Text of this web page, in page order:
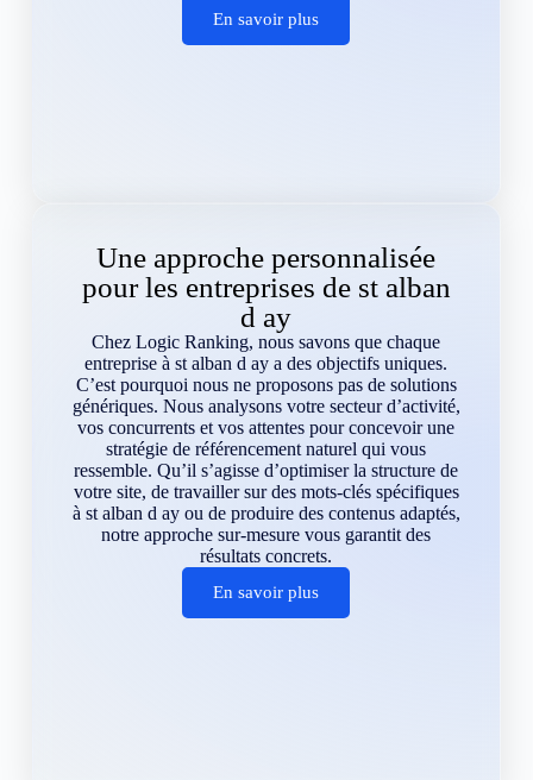
En savoir plus
Une approche personnalisée
pour les entreprises de st alban
d ay
Chez Logic Ranking, nous savons que chaque
entreprise à st alban d ay a des objectifs uniques.
C’est pourquoi nous ne proposons pas de solutions
génériques. Nous analysons votre secteur d’activité,
vos concurrents et vos attentes pour concevoir une
stratégie de référencement naturel qui vous
ressemble. Qu’il s’agisse d’optimiser la structure de
votre site, de travailler sur des mots-clés spécifiques
à st alban d ay ou de produire des contenus adaptés,
notre approche sur-mesure vous garantit des
résultats concrets.
En savoir plus